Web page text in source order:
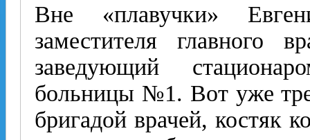
Вне «плавучки»
заместителя главного
заведующий
больницы №1. Вот уже
бригадой врачей, костяк